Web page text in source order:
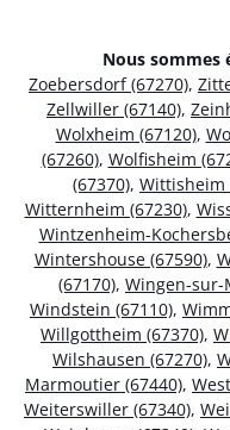
Nous sommes
Zoebersdorf (67270),
Zellwiller (67140),
Wolxheim (67120),
(67260), Wolfisheim
(67370), Wittisheim
Witternheim (67230),
Wintzenheim-
Wintershouse (67590),
(67170), Wingen-sur-
Windstein (67110),
Willgottheim (67370),
Wilshausen (67270),
Marmoutier (67440),
Weiterswiller (67340),